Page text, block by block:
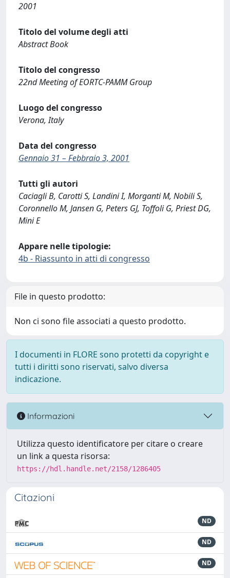
2001
Titolo del volume degli atti
Abstract Book
Titolo del congresso
22nd Meeting of EORTC-PAMM Group
Luogo del congresso
Verona, Italy
Data del congresso
Gennaio 31 – Febbraio 3, 2001
Tutti gli autori
Caciagli B, Carotti S, Landini I, Morganti M, Nobili S,
Coronnello M, Jansen G, Peters GJ, Toffoli G, Priest DG,
Mini E
Appare nelle tipologie:
4b - Riassunto in atti di congresso
File in questo prodotto:
Non ci sono file associati a questo prodotto.
I documenti in FLORE sono protetti da copyright e
tutti i diritti sono riservati, salvo diversa
indicazione.
Informazioni
Utilizza questo identificatore per citare o creare
un link a questa risorsa:
https://hdl.handle.net/2158/1286405
Citazioni
ND
ND
ND